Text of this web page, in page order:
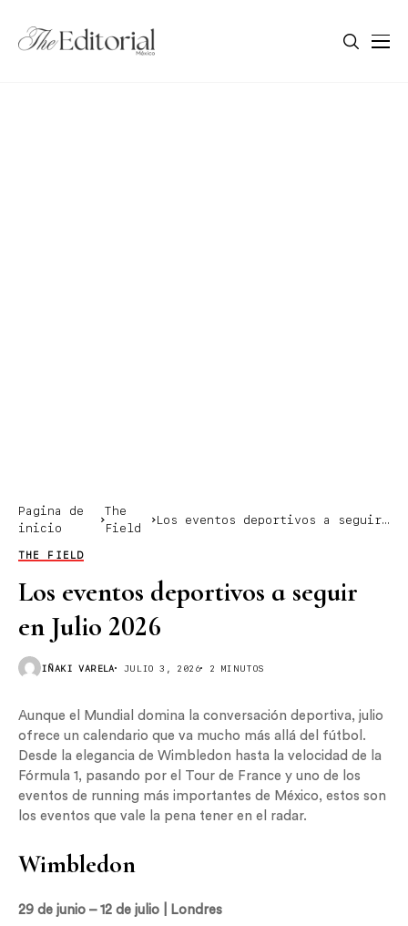
Pagina de
inicio
The
Field
Los eventos deportivos a seguir
THE FIELD
Los eventos deportivos a seguir
en Julio 2026
IÑAKI VARELA JULIO 3, 2026 2 MINUTOS
Aunque el Mundial domina la conversación deportiva, julio
ofrece un calendario que va mucho más allá del fútbol.
Desde la elegancia de Wimbledon hasta la velocidad de la
Fórmula 1, pasando por el Tour de France y uno de los
eventos de running más importantes de México, estos son
los eventos que vale la pena tener en el radar.
Wimbledon
29 de junio – 12 de julio | Londres